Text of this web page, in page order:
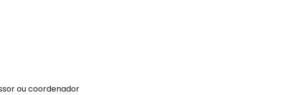
ou coordenador